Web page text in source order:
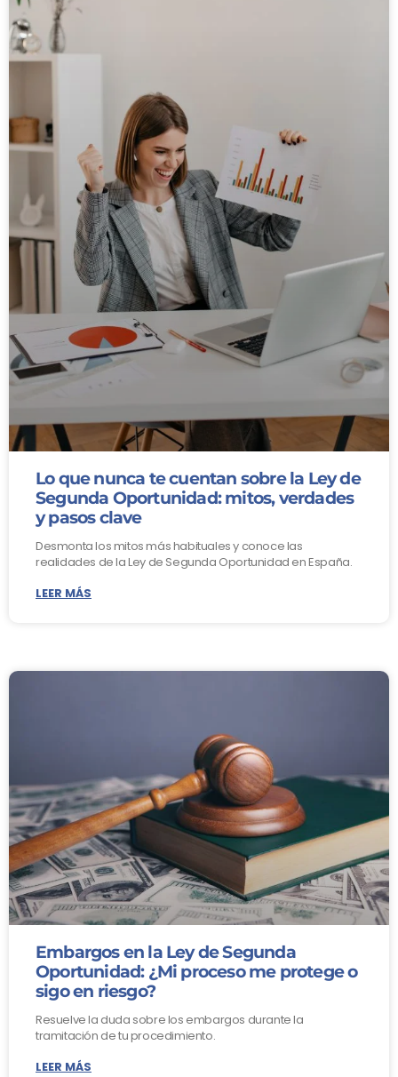
Lo que nunca te cuentan sobre la Ley de
Segunda Oportunidad: mitos, verdades
y pasos clave
Desmonta los mitos más habituales y conoce las
realidades de la Ley de Segunda Oportunidad en España.
LEER MÁS
Embargos en la Ley de Segunda
Oportunidad: ¿Mi proceso me protege o
sigo en riesgo?
Resuelve la duda sobre los embargos durante la
tramitación de tu procedimiento.
LEER MÁS